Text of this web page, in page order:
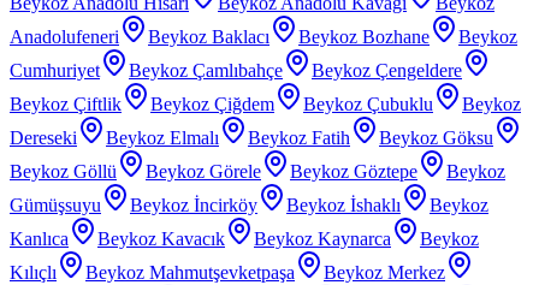
Anadolufeneri
Beykoz Baklacı Beykoz Bozhane
Beykoz
Cumhuriyet
Beykoz Çamlıbahçe
Beykoz Çengeldere
Beykoz Çiftlik
Beykoz Çiğdem Beykoz Çubuklu
Beykoz
Dereseki
Beykoz Elmalı Beykoz Fatih
Beykoz Göksu
Beykoz Göllü
Beykoz Görele Beykoz Göztepe
Beykoz
Gümüşsuyu
Beykoz İncirköy Beykoz İshaklı
Beykoz
Kanlıca
Beykoz Kavacık Beykoz Kaynarca
Beykoz
Kılıçlı
Beykoz Mahmutşevketpaşa
Beykoz Merkez